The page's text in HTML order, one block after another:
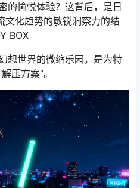
的愉悦体验？这背后，是日
文化趋势的敏锐洞察力的结
BOX
想世界的微缩乐园，是为特
压方案”。